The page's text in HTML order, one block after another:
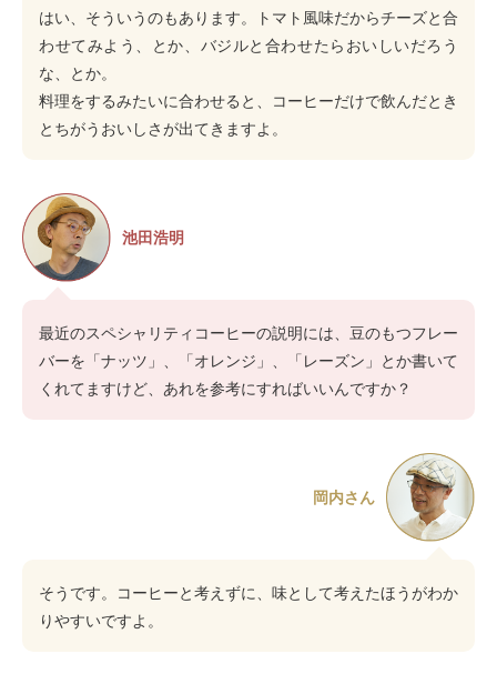
はい、そういうのもあります。トマト風味だからチーズと合
わせてみよう、とか、バジルと合わせたらおいしいだろう
な、とか。
料理をするみたいに合わせると、コーヒーだけで飲んだとき
とちがうおいしさが出てきますよ。
池田浩明
最近のスペシャリティコーヒーの説明には、豆のもつフレー
バーを「ナッツ」、「オレンジ」、「レーズン」とか書いて
くれてますけど、あれを参考にすればいいんですか？
岡内さん
そうです。コーヒーと考えずに、味として考えたほうがわか
りやすいですよ。